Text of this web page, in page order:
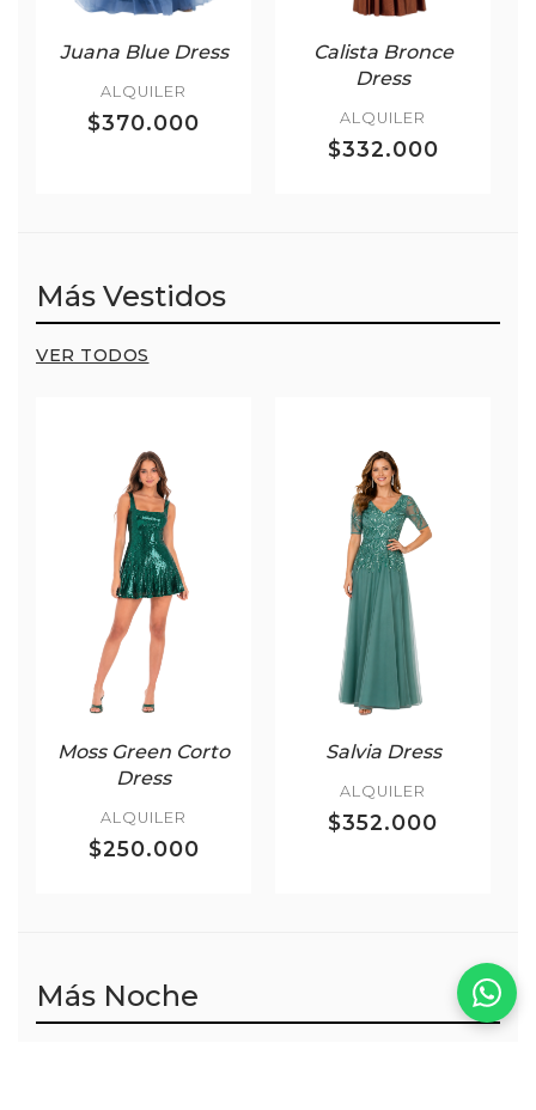
Juana Blue Dress
ALQUILER
$370.000
Calista Bronce
Dress
ALQUILER
$332.000
Más Vestidos
VER TODOS
Moss Green Corto
Dress
ALQUILER
$250.000
Salvia Dress
ALQUILER
$352.000
Más Noche